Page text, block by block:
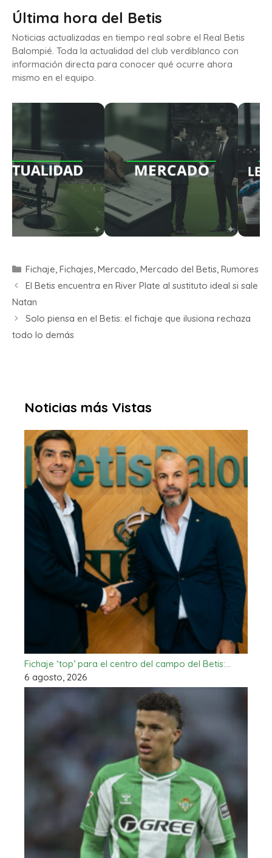
Última hora del Betis
Noticias actualizadas en tiempo real sobre el Real Betis
Balompié. Toda la actualidad del club verdiblanco con
información directa para conocer qué ocurre ahora
mismo en el equipo.
Fichaje, Fichajes, Mercado, Mercado del Betis, Rumores
El Betis encuentra en River Plate al sustituto ideal si sale
Natan
Solo piensa en el Betis: el fichaje que ilusiona rechaza
todo lo demás
Noticias más Vistas
Fichaje ‘top’ para el centro del campo del Betis:…
6 agosto, 2026